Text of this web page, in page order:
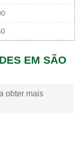
EM SÃO
obter mais